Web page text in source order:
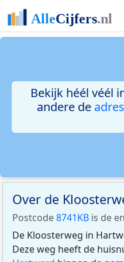
Bekijk héél véél
andere de
Over de
Postcode8741KB is de
De Kloosterweg in
Deze weg heeft de